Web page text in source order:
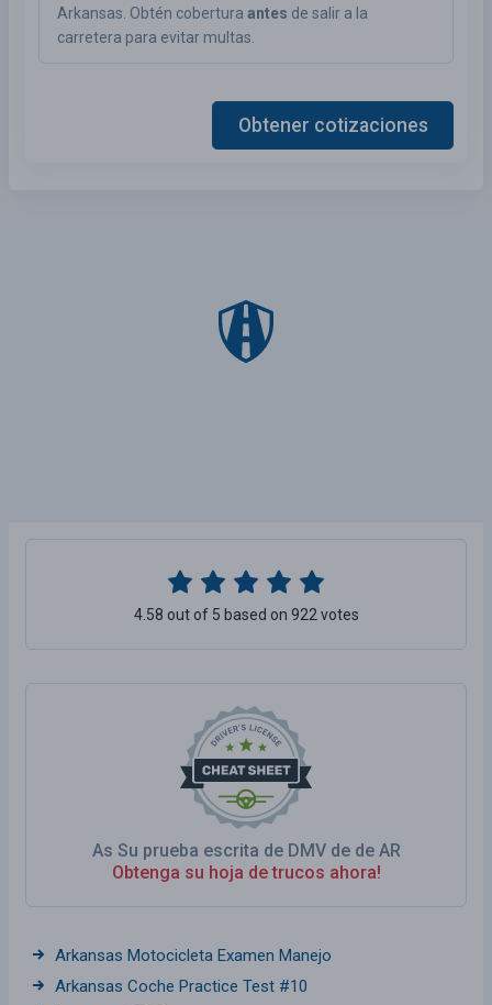
As Su prueba escrita de DMV de de AR
Obtenga su hoja de trucos ahora!
4.58 out of 5 based on 922 votes
Arkansas Motocicleta Examen Manejo
Arkansas Coche Practice Test #10
Arkansas. Obtén cobertura antes de salir a la
carretera para evitar multas.
Obtener cotizaciones